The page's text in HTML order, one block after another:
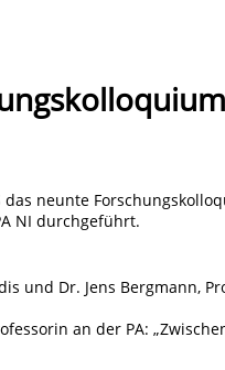
das neunte
NI durchgeführt.
und Dr. Jens Bergmann,
an der PA: